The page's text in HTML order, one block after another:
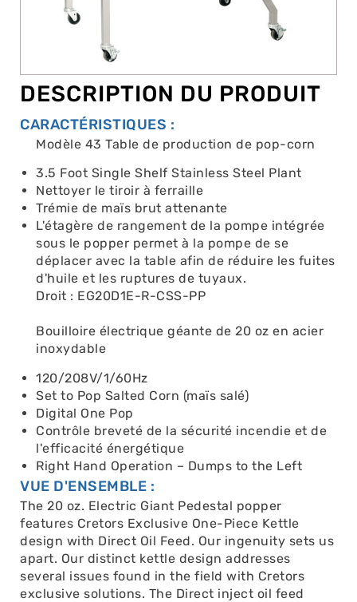
DESCRIPTION DU PRODUIT
CARACTÉRISTIQUES :
Modèle 43 Table de production de pop-corn
3.5 Foot Single Shelf Stainless Steel Plant
Nettoyer le tiroir à ferraille
Trémie de maïs brut attenante
L'étagère de rangement de la pompe intégrée
sous le popper permet à la pompe de se
déplacer avec la table afin de réduire les fuites
d'huile et les ruptures de tuyaux.
Droit : EG20D1E-R-CSS-PP
Bouilloire électrique géante de 20 oz en acier
inoxydable
120/208V/1/60Hz
Set to Pop Salted Corn (maïs salé)
Digital One Pop
Contrôle breveté de la sécurité incendie et de
l'efficacité énergétique
Right Hand Operation – Dumps to the Left
VUE D'ENSEMBLE :
The 20 oz. Electric Giant Pedestal popper
features Cretors Exclusive One-Piece Kettle
design with Direct Oil Feed. Our ingenuity sets us
apart. Our distinct kettle design addresses
several issues found in the field with Cretors
exclusive solutions. The Direct inject oil feed